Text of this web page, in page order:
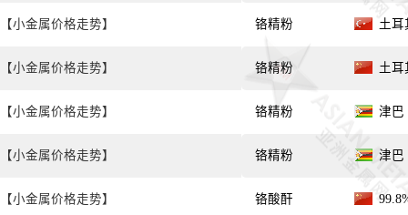
【小金属价格走势】
【小金属价格走势】
【小金属价格走势】
【小金属价格走势】
【小金属价格走势】
铬精粉 土耳
铬精粉 土耳
铬精粉 津巴
铬精粉 津巴
铬酸酐